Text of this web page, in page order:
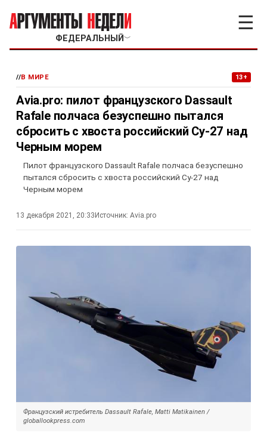
ФЕДЕРАЛЬНЫЙ ﹀
☰
//В МИРЕ 13+
Avia.pro: пилот французского Dassault
Rafale полчаса безуспешно пытался
сбросить с хвоста российский Су-27 над
Черным морем
Пилот французского Dassault Rafale полчаса безуспешно
пытался сбросить с хвоста российский Су-27 над
Черным морем
13 декабря 2021, 20:33 Источник: Avia.pro
Французский истребитель Dassault Rafale, Matti Matikainen /
globallookpress.com